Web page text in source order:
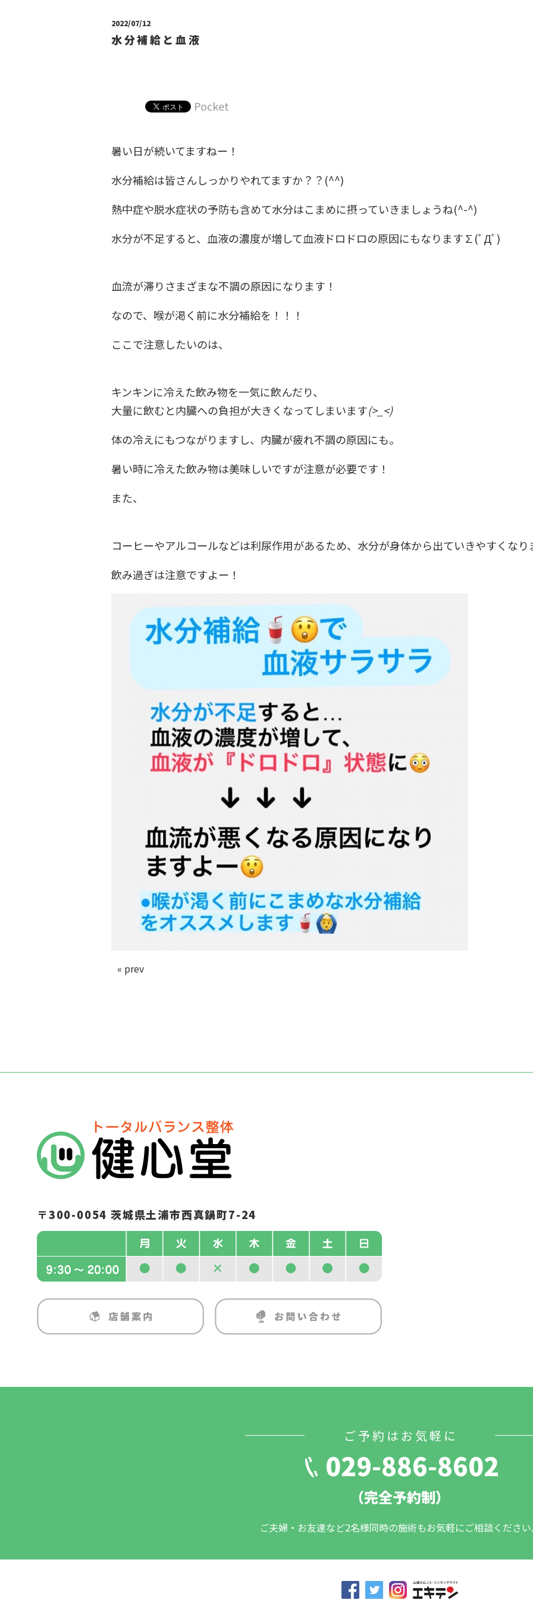
2022/07/12
水分補給と血液
Pocket
暑い日が続いてますねー！
水分補給は皆さんしっかりやれてますか？？(^^)
熱中症や脱水症状の予防も含めて水分はこまめに摂っていきましょうね(^-^)
水分が不足すると、血液の濃度が増して血液ドロドロの原因にもなります∑(ﾟДﾟ)
血流が滞りさまざまな不調の原因になります！
なので、喉が渇く前に水分補給を！！！
ここで注意したいのは、
キンキンに冷えた飲み物を一気に飲んだり、
大量に飲むと内臓への負担が大きくなってしまいます(>_<)
体の冷えにもつながりますし、内臓が疲れ不調の原因にも。
暑い時に冷えた飲み物は美味しいですが注意が必要です！
また、
コーヒーやアルコールなどは利尿作用があるため、水分が身体から出ていきやすくなり
飲み過ぎは注意ですよー！
« prev
〒300-0054茨城県土浦市西真鍋町7-24
ご予約はお気軽に
029-886-8602
（完全予約制）
ご夫婦・お友達など2名様同時の施術もお気軽にご相談くださ